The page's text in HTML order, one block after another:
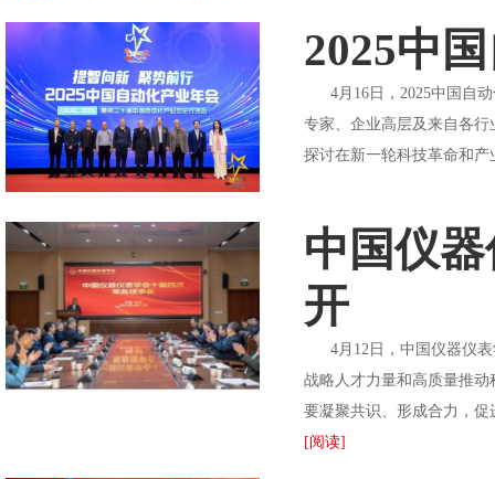
2025中
4月16日，2025中国自动
专家、企业高层及来自各
探讨在新一轮科技革命和
中国仪
开
4月12日，中国仪器仪表
战略人才力量和高质量推
要凝聚共识、形成合力，
[阅读]